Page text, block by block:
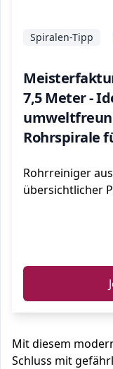
7,5 Meter -
Rohrspirale
Spiralen-Tipp
Rohrreiniger
übersichtlicher
Mit diesem
Schluss mit